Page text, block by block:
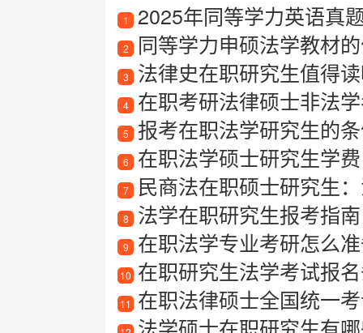
1 2025年同等学力英语真
2 同等学力申硕法学教材
3 法律史在职研究生值得读
4 在职考研法律硕士非法
5 报考在职法学研究生的
6 在职法学硕士研究生学费
7 民商法在职硕士研究生
8 法学在职研究生报考指
9 在职法学专业考研怎么
10 在职研究生法学考试报名
11 在职法律硕士全国统一